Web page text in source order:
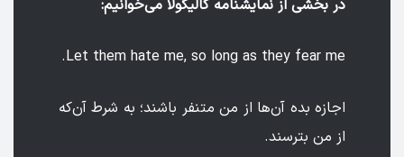
در بخشی از نمایشنامه کالیگولا می‌خوانیم:
Let them hate me, so long as they fear me.
اجازه بده آن‌ها از من متنفر باشند؛ به شرط آن‌که
از من بترسند.